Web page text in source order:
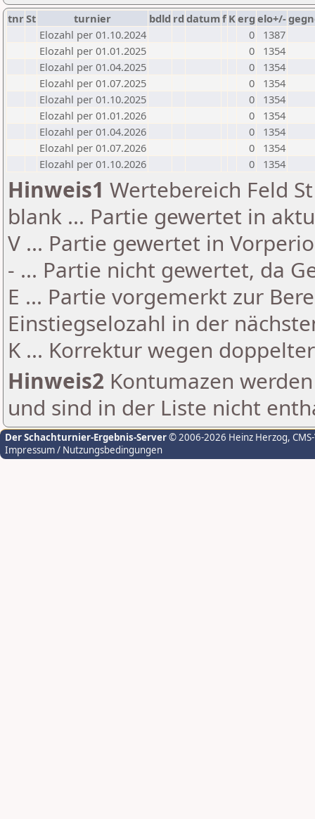
tnrSt turnier bdld rd datumf Kerg elo+/-
Elozahl per 01.10.2024
0
1387
Elozahl per 01.01.2025
0
1354
Elozahl per 01.04.2025
0
1354
Elozahl per 01.07.2025
0
1354
Elozahl per 01.10.2025
0
1354
Elozahl per 01.01.2026
0
1354
Elozahl per 01.04.2026
0
1354
Elozahl per 01.07.2026
0
1354
Elozahl per 01.10.2026
0 1354
Hinweis1 Wertebereich Feld
blank ... Partie gewertet in
V ... Partie gewertet in
- ... Partie nicht gewertet, da
E ... Partie vorgemerkt zur
Einstiegselozahl in der
K ... Korrektur wegen
Hinweis2 Kontumazen
und sind in der Liste nicht
Der Schachturnier-Ergebnis-Server© 2006-2026 Heinz Herzog,
Impressum / Nutzungsbedingungen